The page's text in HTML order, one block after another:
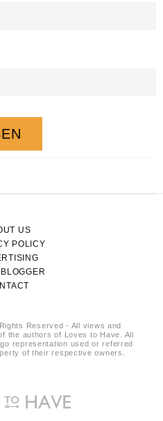
US
POLICY
Reserved - All views and
the authors of Loves to Have. All
representation used or referred
of their respective owners.